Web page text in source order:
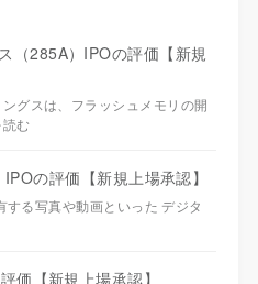
（285A）IPOの評価【新規
グスは、フラッシュメモリの開
む
の評価【新規上場承認】
る写真や動画といった デジタ
価【新規上場承認】